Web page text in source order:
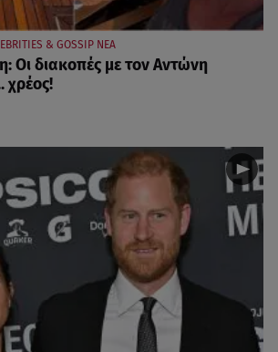
& GOSSIP ΝΕΑ
Οι διακοπές με τον Αντώνη
χρέος!